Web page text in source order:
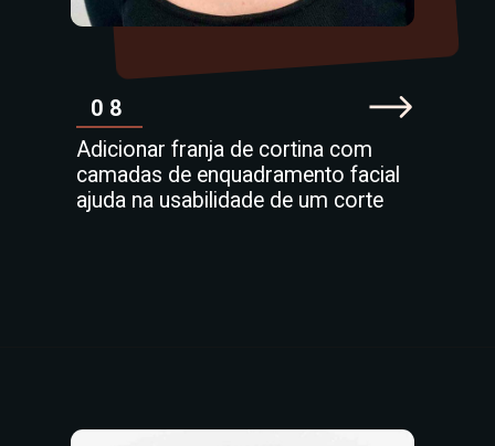
08
Adicionar franja de cortina com
camadas de enquadramento facial
ajuda na usabilidade de um corte